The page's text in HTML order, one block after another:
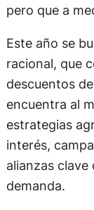
pero que a
Este año se
racional, que
descuentos
encuentra al
estrategias
interés,
alianzas
demanda.